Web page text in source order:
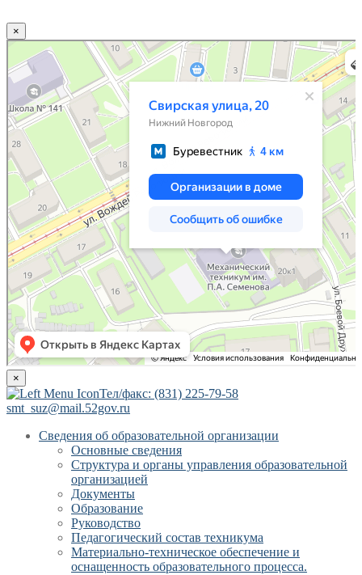
×
Нижний Новгород
Свирская улица, 20 — Яндекс.Карты
×
Тел/факс: (831) 225-79-58
smt_suz@mail.52gov.ru
Сведения об образовательной организации
Основные сведения
Структура и органы управления образовательной
организацией
Документы
Образование
Руководство
Педагогический состав техникума
Материально-техническое обеспечение и
оснащенность образовательного процесса.